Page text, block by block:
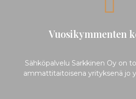
Vuosikymmenten
Sähköpalvelu Sarkkinen Oy on
ammattitaitoisena yrityksenä jo